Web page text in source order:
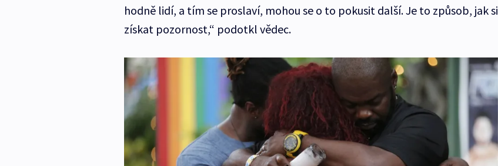
hodně lidí, a tím se proslaví, mohou se o to pokusit další. Je to způsob, jak si
získat pozornost,“ podotkl vědec.